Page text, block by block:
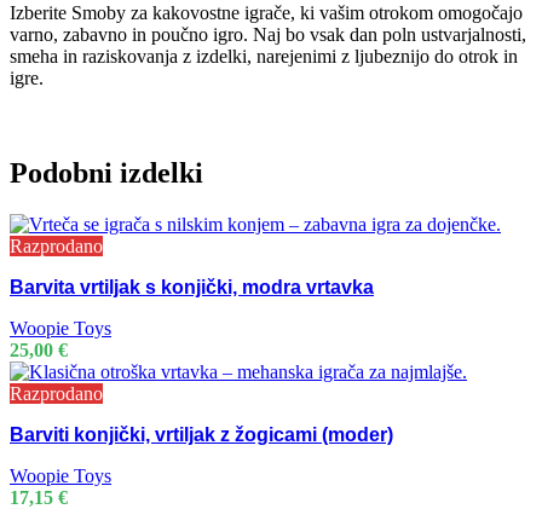
Izberite Smoby za kakovostne igrače, ki vašim otrokom omogočajo
varno, zabavno in poučno igro. Naj bo vsak dan poln ustvarjalnosti,
smeha in raziskovanja z izdelki, narejenimi z ljubeznijo do otrok in
igre.
Podobni izdelki
Razprodano
Barvita vrtiljak s konjički, modra vrtavka
Woopie Toys
25,00 €
Razprodano
Barviti konjički, vrtiljak z žogicami (moder)
Woopie Toys
17,15 €